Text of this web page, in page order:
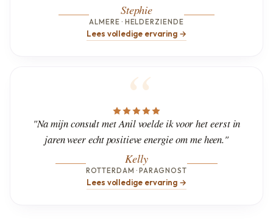
Stephie
ALMERE · HELDERZIENDE
Lees volledige ervaring →
"Na mijn consult met Anil voelde ik voor het eerst in
jaren weer echt positieve energie om me heen."
Kelly
ROTTERDAM · PARAGNOST
Lees volledige ervaring →